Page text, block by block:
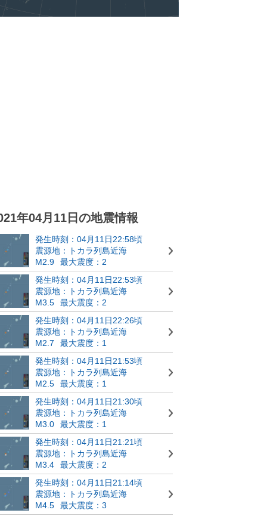
年04月11日の地震情報
発生時刻：04月11日22:58頃
震源地：トカラ列島近海
M2.9
最大震度：2
発生時刻：04月11日22:53頃
震源地：トカラ列島近海
M3.5
最大震度：2
発生時刻：04月11日22:26頃
震源地：トカラ列島近海
M2.7
最大震度：1
発生時刻：04月11日21:53頃
震源地：トカラ列島近海
M2.5
最大震度：1
発生時刻：04月11日21:30頃
震源地：トカラ列島近海
M3.0
最大震度：1
発生時刻：04月11日21:21頃
震源地：トカラ列島近海
M3.4
最大震度：2
発生時刻：04月11日21:14頃
震源地：トカラ列島近海
M4.5
最大震度：3